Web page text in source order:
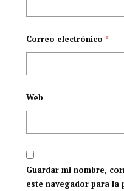
Correo electrónico *
Web
Guardar mi nombre,
este navegador para la